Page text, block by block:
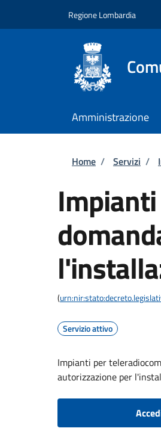
Regione Lombardia
Amministrazione
Briciole
Home / Servizi /
(
Servizio attivo
Impianti per
autorizzazione per